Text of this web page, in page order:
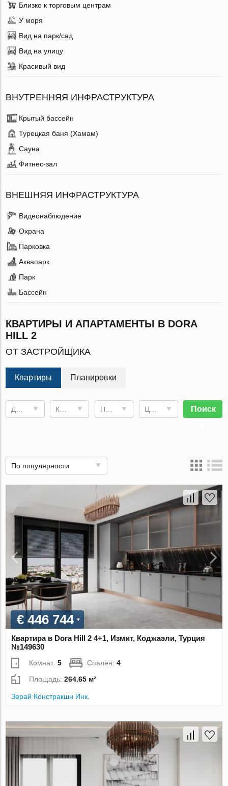
Близко к торговым центрам
У моря
Вид на парк/сад
Вид на улицу
Красивый вид
ВНУТРЕННЯЯ ИНФРАСТРУКТУРА
Крытый бассейн
Турецкая баня (Хамам)
Сауна
Фитнес-зал
ВНЕШНЯЯ ИНФРАСТРУКТУРА
Видеонаблюдение
Охрана
Парковка
Аквапарк
Парк
Бассейн
КВАРТИРЫ И АПАРТАМЕНТЫ В DORA
HILL 2
ОТ ЗАСТРОЙЩИКА
Квартиры Планировки
Поиск
По популярности
€ 446 744
Квартира в Dora Hill 2 4+1, Измит, Коджаэли, Турция
№149630
Комнат:5 Спален:4
Площадь:264.65 м²
Зерай Констракшн Инк.